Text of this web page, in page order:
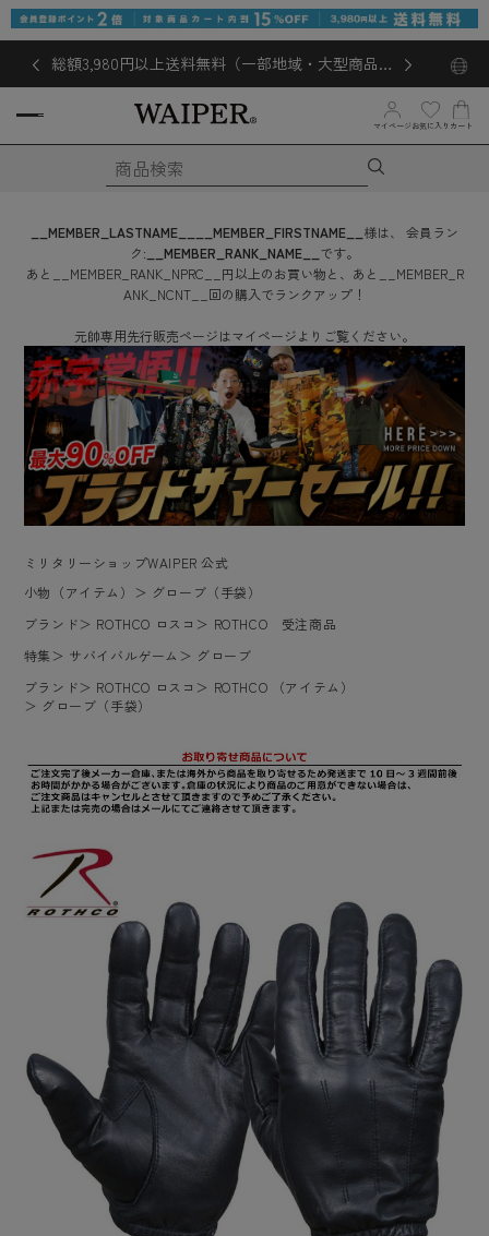
総額3,980円以上送料無料（一部地域・大型商品対
マイページ お気に入り カート
__MEMBER_LASTNAME__ __MEMBER_FIRSTNAME__ 様は、
会員ラン
ク: __MEMBER_RANK_NAME__ です。
あと
__MEMBER_RANK_NPRC__ 円以上のお買い物と、あと
__MEMBER_R
ANK_NCNT__ 回の購入でランクアップ！
元帥専用先行販売ページはマイページよりご覧ください。
ミリタリーショップWAIPER 公式
小物（アイテム）
＞ グローブ（手袋）
ブランド＞ ROTHCO ロスコ ＞ ROTHCO 受注商品
特集 ＞ サバイバルゲーム ＞ グローブ
ブランド＞ ROTHCO ロスコ ＞ ROTHCO （アイテム）
＞ グローブ（手袋）